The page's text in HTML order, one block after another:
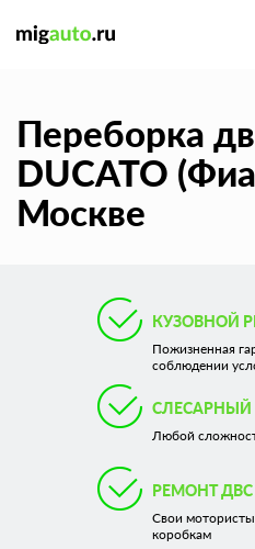
Переборка
DUCATO
Москве
КУЗОВНОЙ
Пожизненная
соблюдении
СЛЕСАРНЫЙ
Любой
РЕМОНТ
Свои мотористы
коробкам